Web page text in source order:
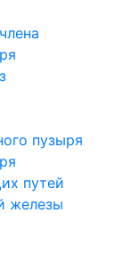
пузыря
путей
железы